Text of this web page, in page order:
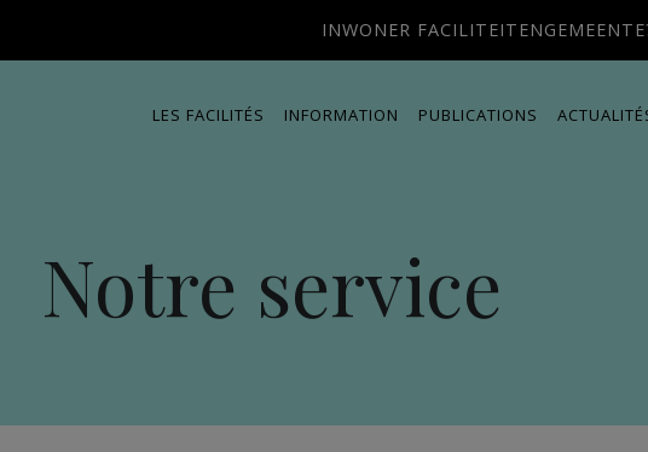
INWONER
LES FACILITÉS INFORMATION PUBLICATIONS
Notre service